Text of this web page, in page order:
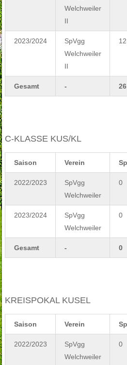
Welchweiler
II
2023/2024
SpVgg
Welchweiler
II
12
Gesamt - 26
C-KLASSE KUS/KL
Saison Verein
2022/2023
SpVgg
Welchweiler
0
2023/2024
SpVgg
Welchweiler
0
Gesamt - 0
KREISPOKAL KUSEL
Saison Verein
2022/2023
SpVgg
Welchweiler
0